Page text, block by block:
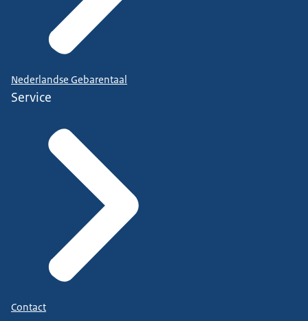
Nederlandse Gebarentaal
Service
Contact